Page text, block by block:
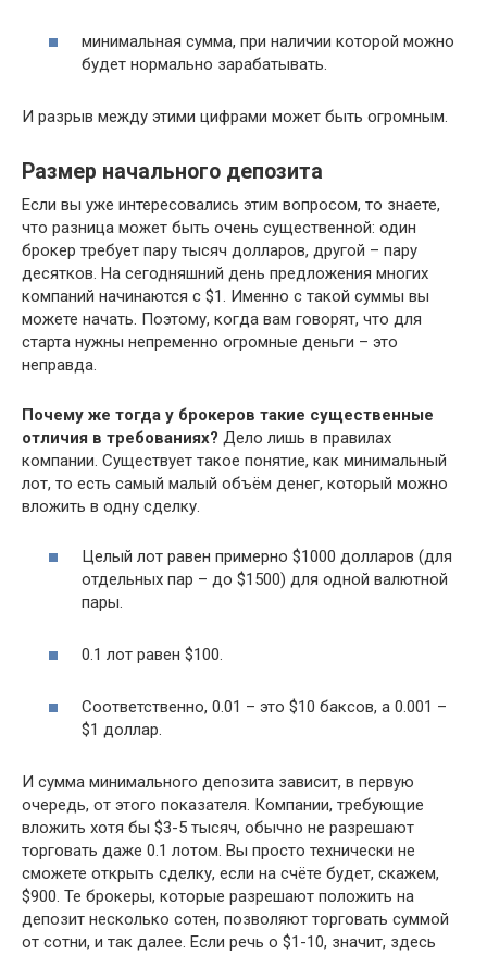
минимальная сумма, при наличии которой можно
будет нормально зарабатывать.
И разрыв между этими цифрами может быть огромным.
Размер начального депозита
Если вы уже интересовались этим вопросом, то знаете,
что разница может быть очень существенной: один
брокер требует пару тысяч долларов, другой – пару
десятков. На сегодняшний день предложения многих
компаний начинаются с $1. Именно с такой суммы вы
можете начать. Поэтому, когда вам говорят, что для
старта нужны непременно огромные деньги – это
неправда.
Почему же тогда у брокеров такие существенные
отличия в требованиях? Дело лишь в правилах
компании. Существует такое понятие, как минимальный
лот, то есть самый малый объём денег, который можно
вложить в одну сделку.
Целый лот равен примерно $1000 долларов (для
отдельных пар – до $1500) для одной валютной
пары.
0.1 лот равен $100.
Соответственно, 0.01 – это $10 баксов, а 0.001 –
$1 доллар.
И сумма минимального депозита зависит, в первую
очередь, от этого показателя. Компании, требующие
вложить хотя бы $3-5 тысяч, обычно не разрешают
торговать даже 0.1 лотом. Вы просто технически не
сможете открыть сделку, если на счёте будет, скажем,
$900. Те брокеры, которые разрешают положить на
депозит несколько сотен, позволяют торговать суммой
от сотни, и так далее. Если речь о $1-10, значит, здесь